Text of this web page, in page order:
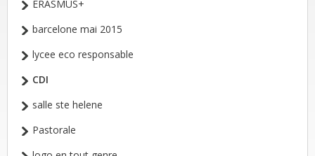
ERASMUS+
barcelone mai 2015
lycee eco responsable
CDI
salle ste helene
Pastorale